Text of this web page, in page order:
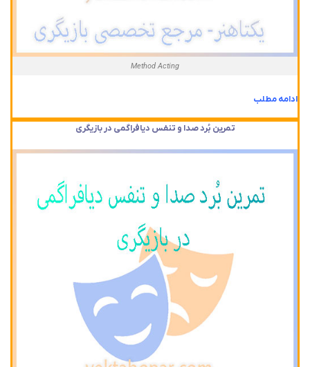
Method Acting
ادامه مطلب
تمرین بُرد صدا و تنفس دیافراگمی در بازیگری